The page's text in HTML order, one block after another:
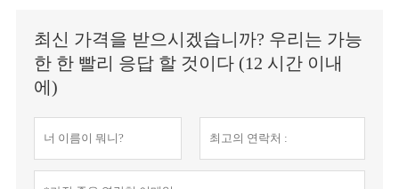
최신 가격을 받으시겠습니까? 우리는 가능
한 한 빨리 응답 할 것이다 (12 시간 이내
에)